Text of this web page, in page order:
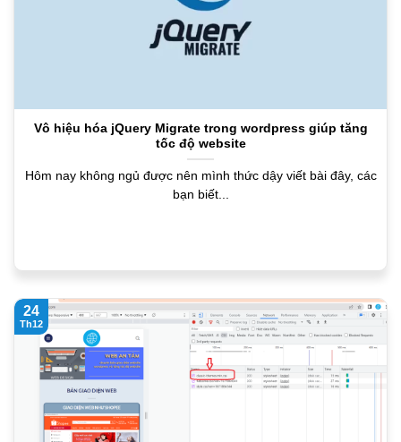
Vô hiệu hóa jQuery Migrate trong wordpress giúp tăng
tốc độ website
Hôm nay không ngủ được nên mình thức dậy viết bài đây, các
bạn biết...
24
Th12